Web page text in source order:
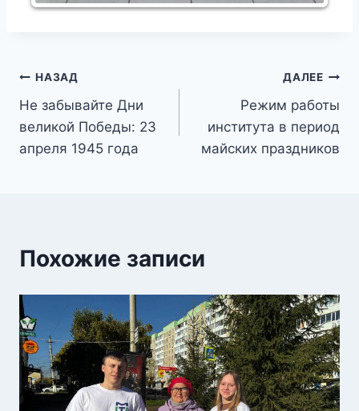
Навигация
по
записям
НАЗАД
Не забывайте Дни
великой Победы: 23
апреля 1945 года
ДАЛЕЕ
Режим работы
института в период
майских праздников
Похожие записи